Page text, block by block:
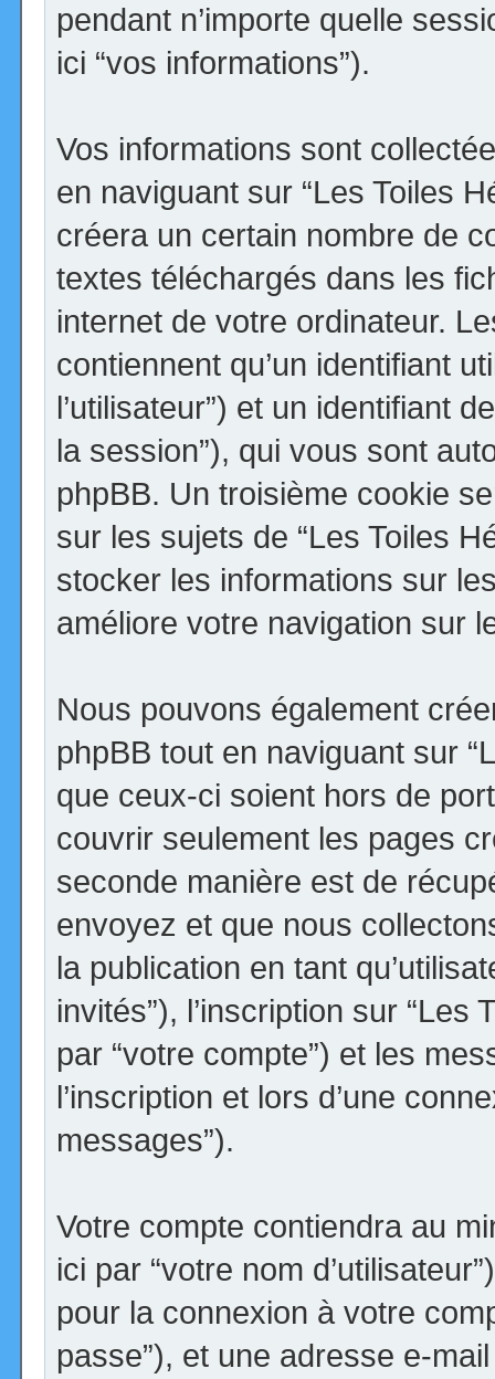
pendant n’importe quelle
ici “vos informations”).
Vos informations sont
en naviguant sur “Les Toiles
créera un certain nombre de
textes téléchargés dans les
internet de votre ordinateur.
contiennent qu’un identifiant
l’utilisateur”) et un identifiant
la session”), qui vous sont
phpBB. Un troisième cookie
sur les sujets de “Les Toiles
stocker les informations sur
améliore votre navigation sur
Nous pouvons également
phpBB tout en naviguant sur
que ceux-ci soient hors de
couvrir seulement les pages
seconde manière est de
envoyez et que nous
la publication en tant
invités”), l’inscription sur
par “votre compte”) et les
l’inscription et lors d’une
messages”).
Votre compte contiendra au
ici par “votre nom
pour la connexion à votre
passe”), et une adresse e-